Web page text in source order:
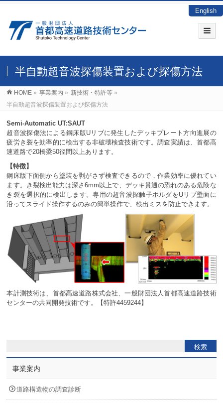
English
半自動超音波探傷装置および探傷方法
HOME » 事業案内 » 新技術・特許等 »
半自動超音波探傷装置および探傷方法
Semi-Automatic UT:SAUT
超音波探傷法による鋼床版Uリブに発生したデッキプレート方向進展の
疲労き裂を効率的に検出する非破壊検査技術です。調査実績は、首都高
速道路で20橋梁50径間以上あります。
【特徴】
鋼床版下面側から塗装を剥がさず検査できるので，作業効率に優れてい
ます。き裂検出能力は深さ6mm以上で、デッキ貫通の恐れのある危険な
き裂を選択的に検出します。専用の超音波探触子ホルダをUリブ壁面に
沿ってスライド操作するのみの簡単操作で、検出ミスを防止できます。
本計測技術は、首都高速道路株式会社、一般財団法人首都高速道路技術
センターの共同開発技術です。【特許4459244】
事業案内
道路構造物の調査診断